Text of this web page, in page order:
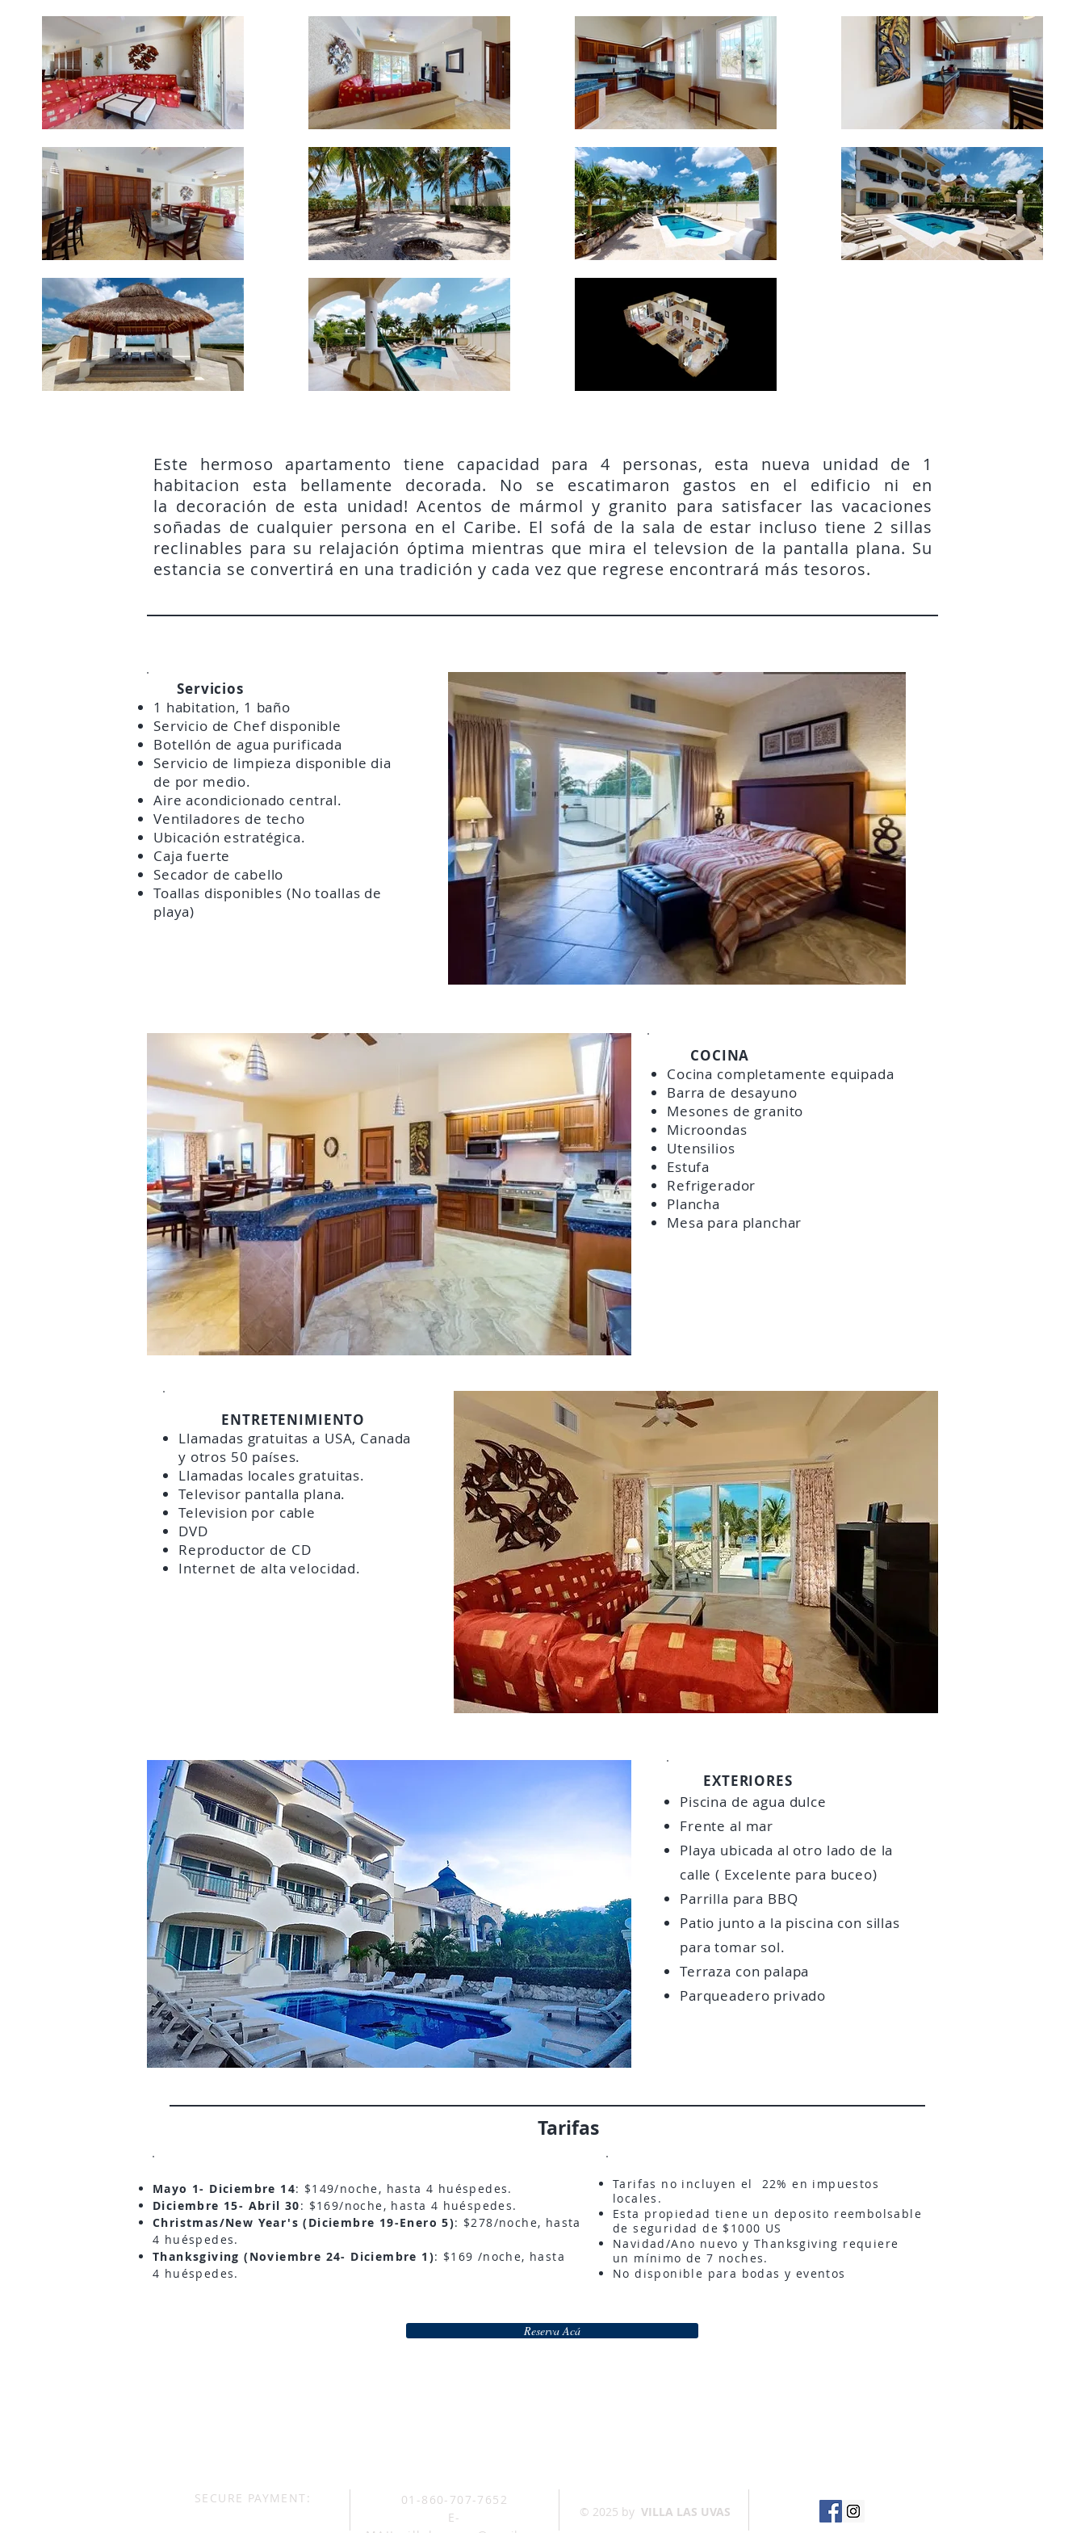
Este hermoso apartamento tiene capacidad para 4 personas, esta nueva unidad de 1
habitacion esta bellamente decorada. No se escatimaron gastos en el edificio ni en
la decoración de esta unidad! Acentos de mármol y granito para satisfacer las vacaciones
soñadas de cualquier persona en el Caribe. El sofá de la sala de estar incluso tiene 2 sillas
reclinables para su relajación óptima mientras que mira el televsion de la pantalla plana. Su
estancia se convertirá en una tradición y cada vez que regrese encontrará más tesoros.
Servicios
1 habitation, 1 baño
Servicio de Chef disponible
Botellón de agua purificada
Servicio de limpieza disponible dia
de por medio.
Aire acondicionado central.
Ventiladores de techo
Ubicación estratégica.
Caja fuerte
Secador de cabello
Toallas disponibles (No toallas de
playa)
COCINA
Cocina completamente equipada
Barra de desayuno
Mesones de granito
Microondas
Utensilios
Estufa
Refrigerador
Plancha
Mesa para planchar
ENTRETENIMIENTO
Llamadas gratuitas a USA, Canada
y otros 50 países.
Llamadas locales gratuitas.
Televisor pantalla plana.
Television por cable
DVD
Reproductor de CD
Internet de alta velocidad.
EXTERIORES
Piscina de agua dulce
Frente al mar
Playa ubicada al otro lado de la
calle ( Excelente para buceo)
Parrilla para BBQ
Patio junto a la piscina con sillas
para tomar sol.
Terraza con palapa
Parqueadero privado
Tarifas
Mayo 1- Diciembre 14: $149/noche, hasta 4 huéspedes.
Diciembre 15- Abril 30: $169/noche, hasta 4 huéspedes.
Christmas/New Year's (Diciembre 19-Enero 5): $278/noche, hasta
4 huéspedes.
Thanksgiving (Noviembre 24- Diciembre 1): $169 /noche, hasta
4 huéspedes.
Tarifas no incluyen el 22% en impuestos
locales.
Esta propiedad tiene un deposito reembolsable
de seguridad de $1000 US
Navidad/Ano nuevo y Thanksgiving requiere
un mínimo de 7 noches.
No disponible para bodas y eventos
Reserva Acá
SECURE PAYMENT:
01-860-707-7652
E-
© 2025 by VILLA LAS UVAS